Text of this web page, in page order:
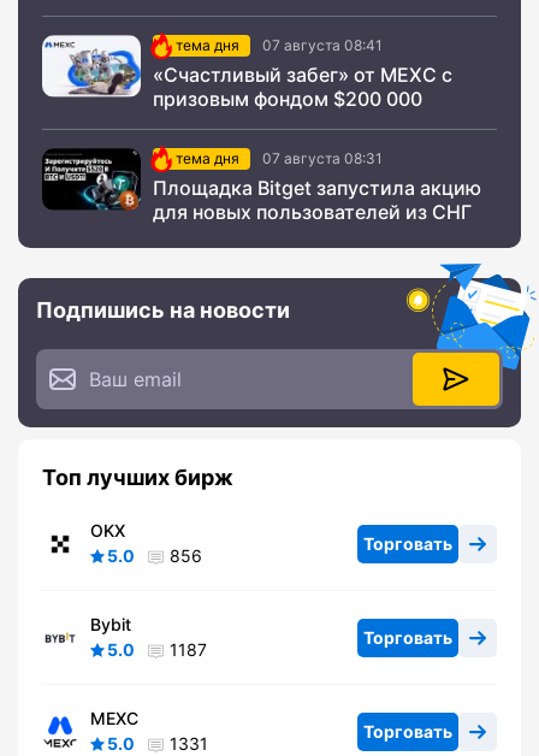
тема дня 07 августа 08:41
«Счастливый забег» от MEXC с
призовым фондом $200 000
тема дня 07 августа 08:31
Площадка Bitget запустила акцию
для новых пользователей из СНГ
Подпишись на новости
Топ лучших бирж
OKX
5.0
856
Торговать
Bybit
5.0
1187
Торговать
MEXC
5.0
1331
Торговать